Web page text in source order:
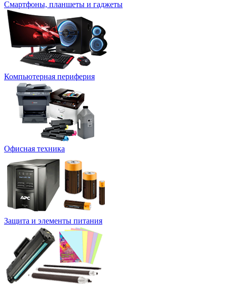
Смартфоны, планшеты и гаджеты
Компьютерная периферия
Офисная техника
Защита и элементы питания